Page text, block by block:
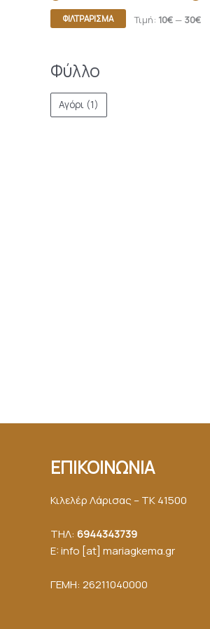
ΦΙΛΤΡΆΡΙΣΜΑ Τιμή: 10€— 30€
Φύλλο
Αγόρι (1)
ΕΠΙΚΟΙΝΩΝΙΑ
Κιλελέρ Λάρισας – ΤΚ 41500
ΤΗΛ: 6944343739
E: info [at] mariagkemα.gr
ΓΕΜΗ: 26211040000